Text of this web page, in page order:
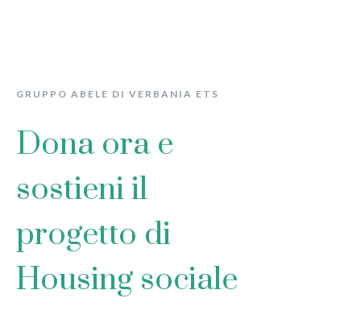
GRUPPO ABELE DI VERBANIA ETS
Dona ora e
sostieni il
progetto di
Housing sociale